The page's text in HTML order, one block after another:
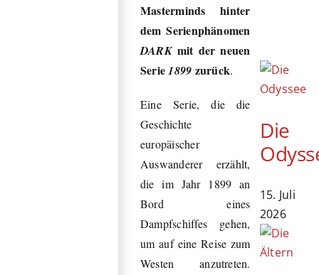
Masterminds hinter
dem Serienphänomen
DARK mit der neuen
Serie1899 zurück.
Eine Serie, die die
Geschichte
europäischer
Auswanderer erzählt,
die im Jahr 1899 an
Bord eines
Dampfschiffes gehen,
um auf eine Reise zum
Westen anzutreten.
Die
15. Juli
2026